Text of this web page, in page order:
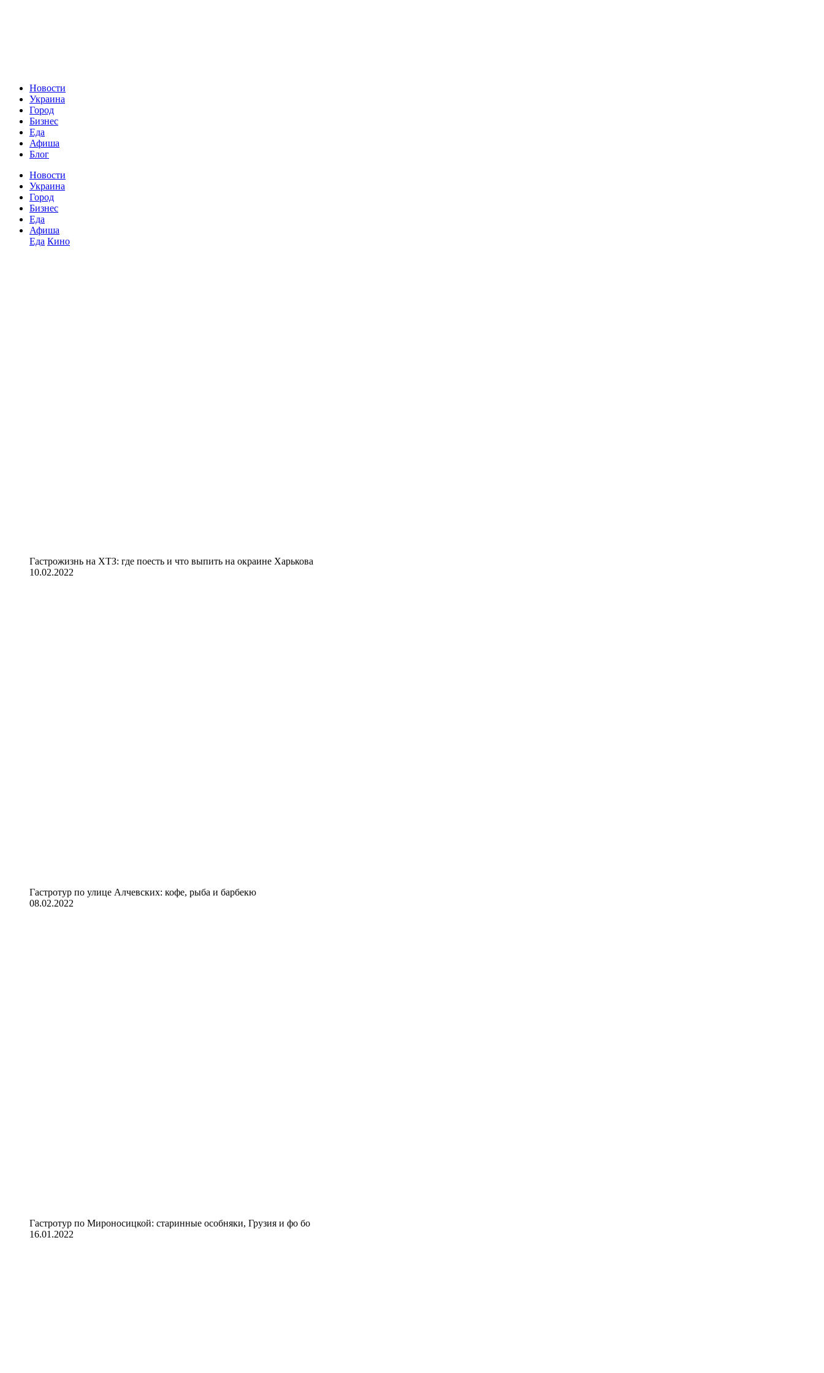
Новости
Украина
Город
Бизнес
Еда
Афиша
Блог
Новости
Украина
Город
Бизнес
Еда
Афиша
Еда Кино
Гастрожизнь на ХТЗ: где поесть и что выпить на окраине Харькова
10.02.2022
Гастротур по улице Алчевских: кофе, рыба и барбекю
08.02.2022
Гастротур по Мироносицкой: старинные особняки, Грузия и фо бо
16.01.2022